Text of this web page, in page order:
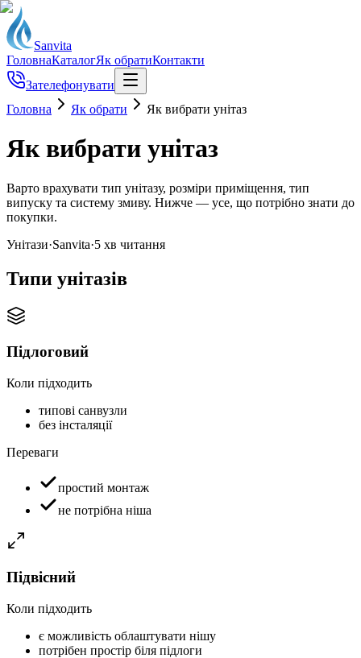
Sanvita
ГоловнаКаталогЯк обратиКонтакти
Зателефонувати
Головна
Як обрати Як вибрати унітаз
Як вибрати унітаз
Варто врахувати тип унітазу, розміри приміщення, тип
випуску та систему змиву. Нижче — усе, що потрібно знати до
покупки.
Унітази·Sanvita·5 хв читання
Типи унітазів
Підлоговий
Коли підходить
типові санвузли
без інсталяції
Переваги
простий монтаж
не потрібна ніша
Підвісний
Коли підходить
є можливість облаштувати нішу
потрібен простір біля підлоги